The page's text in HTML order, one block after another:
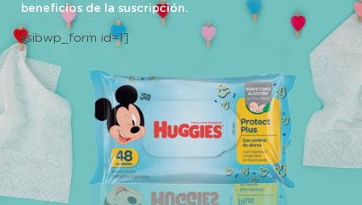
beneficios de la suscripción.
[sibwp_form id=1]